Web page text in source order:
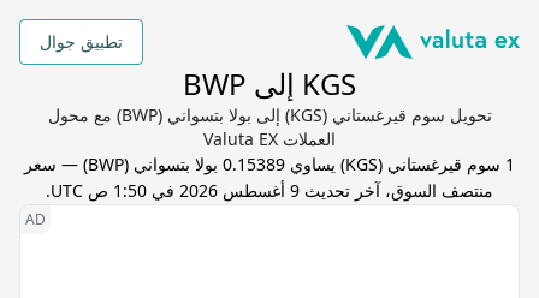
تطبيق جوال
KGS إلى BWP
تحويل سوم قيرغستاني (KGS) إلى بولا بتسواني (BWP) مع محول
العملات Valuta EX
1 سوم قيرغستاني (
KGS) يساوي 0.15389 بولا بتسواني (
BWP) — سعر
منتصف السوق، آخر تحديث 9 أغسطس 2026 في 1:50 ص UTC .